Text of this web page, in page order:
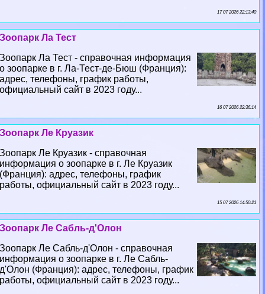
17 07 2026 22:13:40
Зоопарк Ла Тест
Зоопарк Ла Тест - справочная информация
о зоопарке в г. Ла-Тест-де-Бюш (Франция):
адрес, телефоны, график работы,
официальный сайт в 2023 году...
16 07 2026 22:36:14
Зоопарк Ле Круазик
Зоопарк Ле Круазик - справочная
информация о зоопарке в г. Ле Круазик
(Франция): адрес, телефоны, график
работы, официальный сайт в 2023 году...
15 07 2026 14:50:21
Зоопарк Ле Сабль-д'Олон
Зоопарк Ле Сабль-д'Олон - справочная
информация о зоопарке в г. Ле Сабль-
д'Олон (Франция): адрес, телефоны, график
работы, официальный сайт в 2023 году...